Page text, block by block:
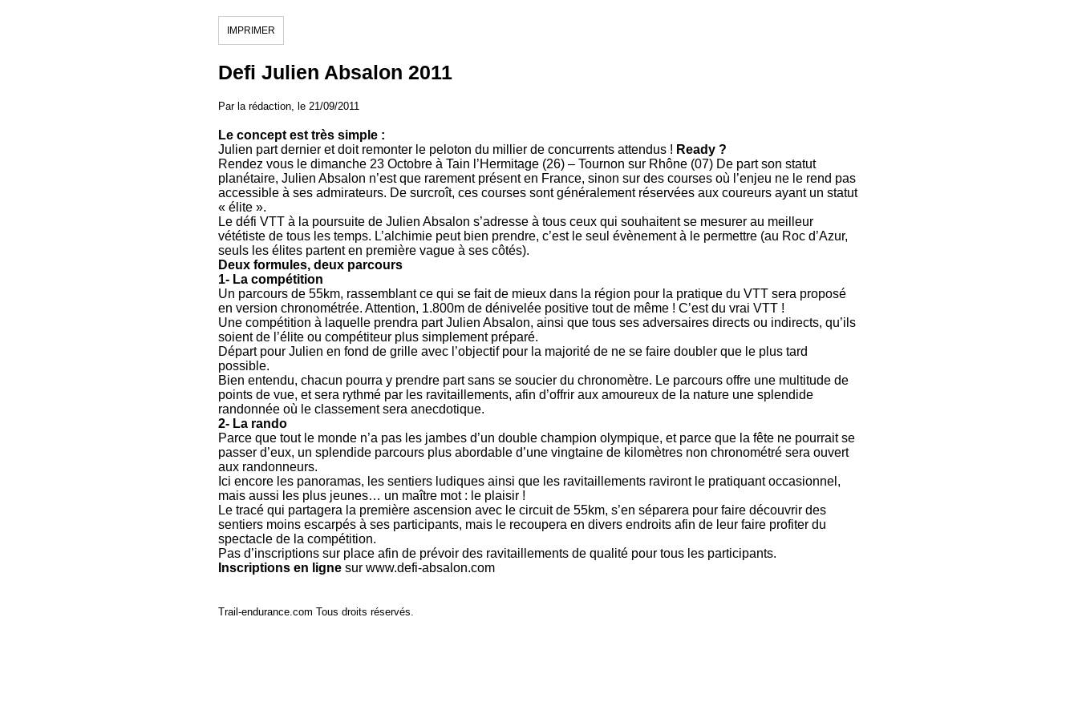
IMPRIMER
Defi Julien Absalon 2011
Par la rédaction, le 21/09/2011
Le concept est très simple :
Julien part dernier et doit remonter le peloton du millier de concurrents attendus ! Ready ?
Rendez vous le dimanche 23 Octobre à Tain l’Hermitage (26) – Tournon sur Rhône (07) De part son statut
planétaire, Julien Absalon n’est que rarement présent en France, sinon sur des courses où l’enjeu ne le rend pas
accessible à ses admirateurs. De surcroît, ces courses sont généralement réservées aux coureurs ayant un statut
« élite ».
Le défi VTT à la poursuite de Julien Absalon s’adresse à tous ceux qui souhaitent se mesurer au meilleur
vététiste de tous les temps. L’alchimie peut bien prendre, c’est le seul évènement à le permettre (au Roc d’Azur,
seuls les élites partent en première vague à ses côtés).
Deux formules, deux parcours
1- La compétition
Un parcours de 55km, rassemblant ce qui se fait de mieux dans la région pour la pratique du VTT sera proposé
en version chronométrée. Attention, 1.800m de dénivelée positive tout de même ! C’est du vrai VTT !
Une compétition à laquelle prendra part Julien Absalon, ainsi que tous ses adversaires directs ou indirects, qu’ils
soient de l’élite ou compétiteur plus simplement préparé.
Départ pour Julien en fond de grille avec l’objectif pour la majorité de ne se faire doubler que le plus tard
possible.
Bien entendu, chacun pourra y prendre part sans se soucier du chronomètre. Le parcours offre une multitude de
points de vue, et sera rythmé par les ravitaillements, afin d’offrir aux amoureux de la nature une splendide
randonnée où le classement sera anecdotique.
2- La rando
Parce que tout le monde n’a pas les jambes d’un double champion olympique, et parce que la fête ne pourrait se
passer d’eux, un splendide parcours plus abordable d’une vingtaine de kilomètres non chronométré sera ouvert
aux randonneurs.
Ici encore les panoramas, les sentiers ludiques ainsi que les ravitaillements raviront le pratiquant occasionnel,
mais aussi les plus jeunes… un maître mot : le plaisir !
Le tracé qui partagera la première ascension avec le circuit de 55km, s’en séparera pour faire découvrir des
sentiers moins escarpés à ses participants, mais le recoupera en divers endroits afin de leur faire profiter du
spectacle de la compétition.
Pas d’inscriptions sur place afin de prévoir des ravitaillements de qualité pour tous les participants.
Inscriptions en ligne sur www.defi-absalon.com
Trail-endurance.com Tous droits réservés.